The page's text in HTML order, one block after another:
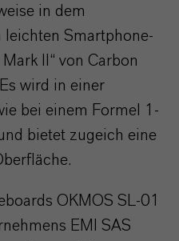
in dem
Smartphone-
II“ von Carbon
wird in einer
bei einem Formel 1-
bietet zugeich eine
OKMOS SL-01
EMI SAS